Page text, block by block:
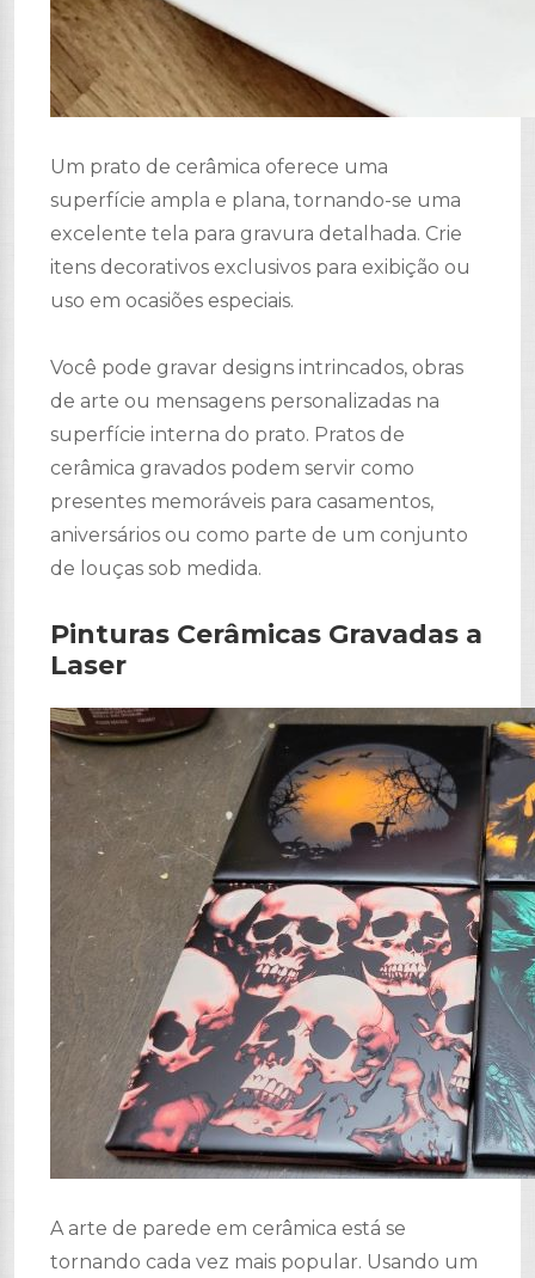
Um prato de cerâmica oferece uma
superfície ampla e plana, tornando-se uma
excelente tela para gravura detalhada. Crie
itens decorativos exclusivos para exibição ou
uso em ocasiões especiais.
Você pode gravar designs intrincados, obras
de arte ou mensagens personalizadas na
superfície interna do prato. Pratos de
cerâmica gravados podem servir como
presentes memoráveis ​​para casamentos,
aniversários ou como parte de um conjunto
de louças sob medida.
Pinturas Cerâmicas Gravadas a
Laser
A arte de parede em cerâmica está se
tornando cada vez mais popular. Usando um